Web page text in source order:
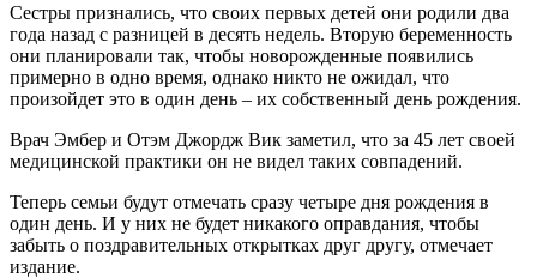
Сестры признались, что своих первых детей они родили два
года назад с разницей в десять недель. Вторую беременность
они планировали так, чтобы новорожденные появились
примерно в одно время, однако никто не ожидал, что
произойдет это в один день – их собственный день рождения.
Врач Эмбер и Отэм Джордж Вик заметил, что за 45 лет своей
медицинской практики он не видел таких совпадений.
Теперь семьи будут отмечать сразу четыре дня рождения в
один день. И у них не будет никакого оправдания, чтобы
забыть о поздравительных открытках друг другу, отмечает
издание.